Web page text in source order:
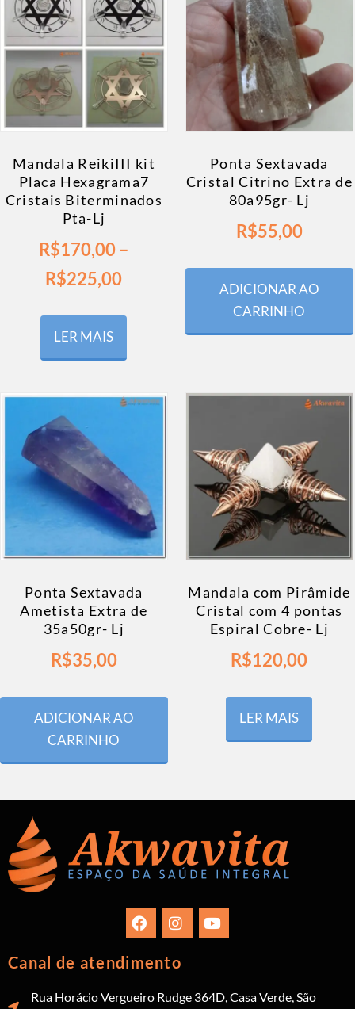
Mandala ReikiIII kit
Placa Hexagrama7
Cristais Biterminados
Pta-Lj
R$170,00–
R$225,00
LER MAIS
Ponta Sextavada
Cristal Citrino Extra de
80a95gr- Lj
R$55,00
ADICIONAR AO
CARRINHO
Ponta Sextavada
Ametista Extra de
35a50gr- Lj
R$35,00
ADICIONAR AO
CARRINHO
Mandala com Pirâmide
Cristal com 4 pontas
Espiral Cobre- Lj
R$120,00
LER MAIS
Canal de atendimento
Rua Horácio Vergueiro Rudge 364D, Casa Verde, São